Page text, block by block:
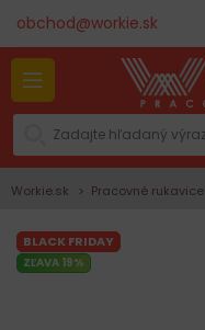
obchod@workie.sk
Workie.sk Pracovné rukavice
BLACK FRIDAY
ZĽAVA 19%